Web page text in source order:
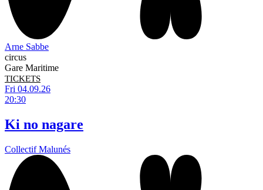
Arne Sabbe
circus
Gare Maritime
TICKETS
Fri 04.09.26
20:30
Ki no nagare
Collectif Malunés